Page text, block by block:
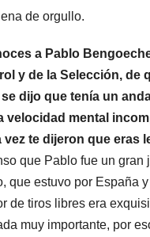
de orgullo.
a Pablo
y de la Selección, de
dijo que tenía un
velocidad mental
vez te dijeron que eras
que Pablo fue un gran
que estuvo por España
de tiros libres era
muy importante, por